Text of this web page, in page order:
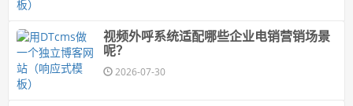
视频外呼系统适配哪些企业电销营销场景
呢？
2026-07-30